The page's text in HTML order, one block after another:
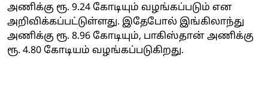
அணிக்கு ரூ. 9.24 கோடியும் வழங்கப்படும் என
அறிவிக்கப்பட்டுள்ளது. இதேபோல் இங்கிலாந்து
அணிக்கு ரூ. 8.96 கோடியும், பாகிஸ்தான் அணிக்கு
ரூ. 4.80 கோடியம் வழங்கப்படுகிறது.